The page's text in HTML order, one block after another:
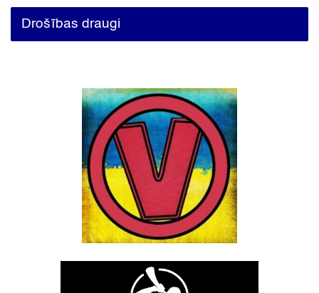
Drošības draugi